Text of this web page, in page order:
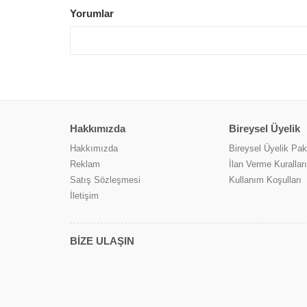
Yorumlar
Hakkımızda
Hakkımızda
Reklam
Satış Sözleşmesi
İletişim
Bireysel Üyelik
Bireysel Üyelik
İlan Verme Kuralları
Kullanım Koşulları
BİZE ULAŞIN